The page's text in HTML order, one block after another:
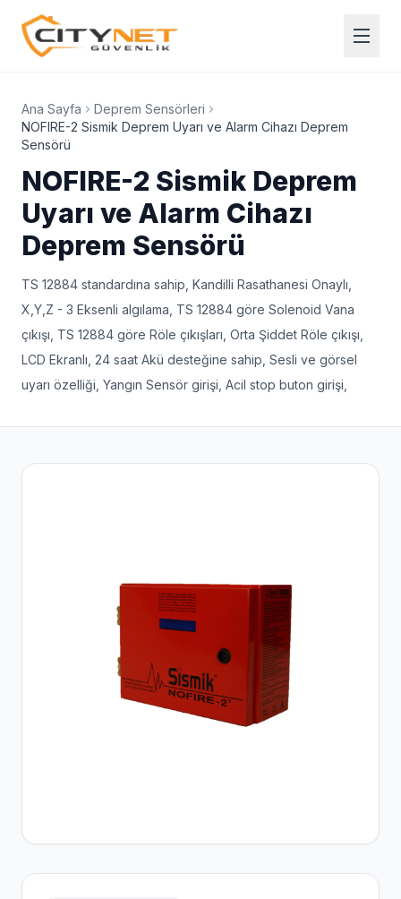
Ana Sayfa
Deprem Sensörleri
NOFIRE-2 Sismik Deprem Uyarı ve Alarm Cihazı Deprem
Sensörü
NOFIRE-2 Sismik Deprem
Uyarı ve Alarm Cihazı
Deprem Sensörü
TS 12884 standardına sahip, Kandilli Rasathanesi Onaylı,
X,Y,Z - 3 Eksenli algılama, TS 12884 göre Solenoid Vana
çıkışı, TS 12884 göre Röle çıkışları, Orta Şiddet Röle çıkışı,
LCD Ekranlı, 24 saat Akü desteğine sahip, Sesli ve görsel
uyarı özelliği, Yangın Sensör girişi, Acil stop buton girişi,